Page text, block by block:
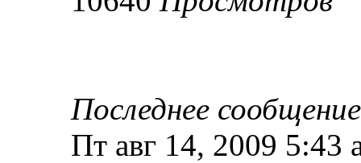
Последнее
Пт авг 14, 2009 5:43